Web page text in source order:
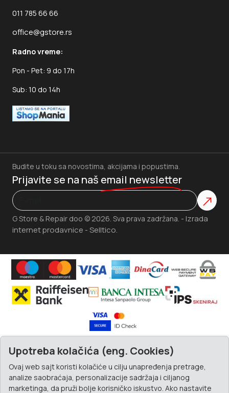
011 785 66 66
office@gstore.rs
Radno vreme:
Pon - Pet: 9 do 17h
Sub: 10 do 14h
G Store & Repair doo © 2026. Sva prava zadržana. - Izrada
internet prodavnice - Selltico.
Budite u toku sa novostima, akcijama i popustima.
Prijavite se na naš email newsletter
Upotreba kolačića (eng. Cookies)
Ovaj web sajt koristi kolačiće u cilju unapređenja pretrage,
analize saobraćaja, personalizacije sadržaja i ciljanog
marketinga, da pruži bolje korisničko iskustvo. Ako nastavite